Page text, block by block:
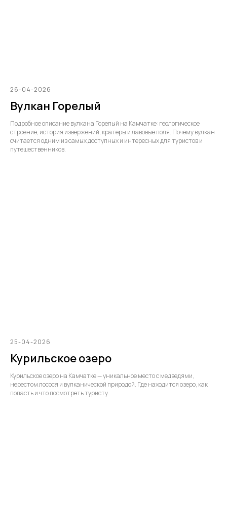
26-04-2026
Вулкан Горелый
Подробное описание вулкана Горелый на Камчатке: геологическое
строение, история извержений, кратеры и лавовые поля. Почему вулкан
считается одним из самых доступных и интересных для туристов и
путешественников.
25-04-2026
Курильское озеро
Курильское озеро на Камчатке — уникальное место с медведями,
нерестом лосося и вулканической природой. Где находится озеро, как
попасть и что посмотреть туристу.